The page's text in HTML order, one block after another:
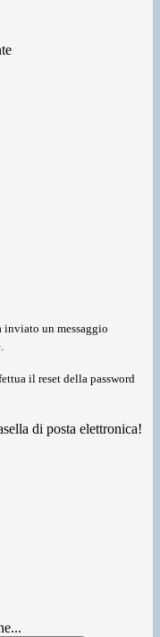
inviato un messaggio
il reset della password
di posta elettronica!